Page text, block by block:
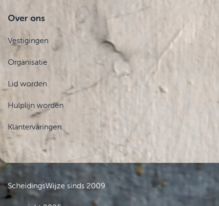
Over ons
Vestigingen
Organisatie
Lid worden
Hulplijn worden
Klantervaringen
ScheidingsWijze sinds 2009